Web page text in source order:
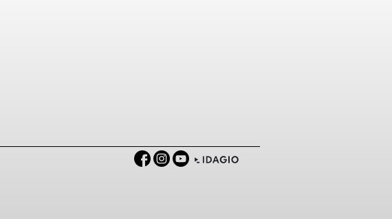
FacebookInstagramYouTube